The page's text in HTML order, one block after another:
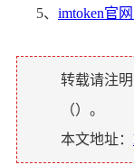
5、 imtoken官
转载请注明
（）。
本文地址：